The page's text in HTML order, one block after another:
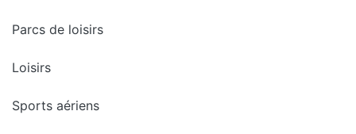
Parcs de loisirs
Loisirs
Sports aériens